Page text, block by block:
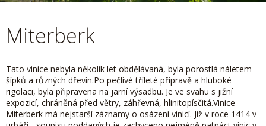
Miterberk
Tato vinice nebyla několik let obdělávaná, byla porostlá náletem
šípků a různých dřevin.Po pečlivé tříleté přípravě a hluboké
rigolaci, byla připravena na jarní výsadbu. Je ve svahu s jižní
expozicí, chráněná před větry, záhřevná, hlinitopísčitá.Vinice
Miterberk má nejstarší záznamy o osázení vinicí. Již v roce 1414 v